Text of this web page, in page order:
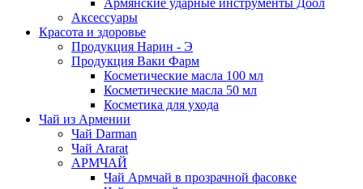
Армянские ударные инструменты Доол
Аксессуары
Красота и здоровье
Продукция Нарин - Э
Продукция Ваки Фарм
Косметические масла 100 мл
Косметические масла 50 мл
Косметика для ухода
Чай из Армении
Чай Darman
Чай Ararat
АРМЧАЙ
Чай Армчай в прозрачной фасовке